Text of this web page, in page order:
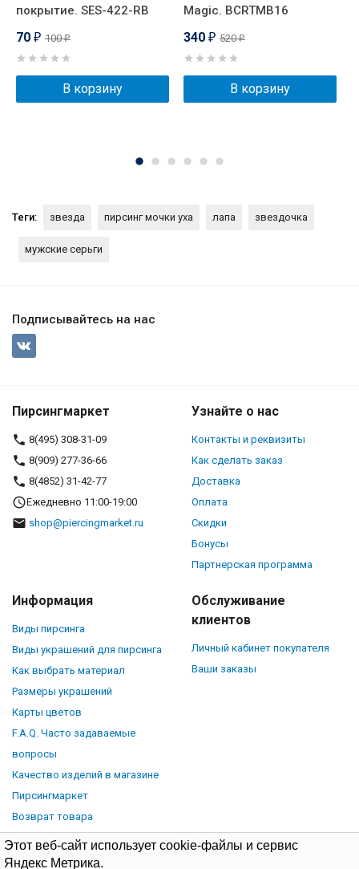
Этот веб-сайт использует cookie-файлы и сервис
Яндекс Метрика.
покрытие. SES-422-RB
70 ₽ 100₽
В корзину
Magic. BCRTMB16
340 ₽ 520₽
В корзину
Теги: звезда пирсинг мочки уха лапа звездочка
мужские серьги
Подписывайтесь на нас
Пирсингмаркет
8(495) 308-31-09
8(909) 277-36-66
8(4852) 31-42-77
Ежедневно 11:00-19:00
shop@piercingmarket.ru
Узнайте о нас
Контакты и реквизиты
Как сделать заказ
Доставка
Оплата
Скидки
Бонусы
Партнерская программа
Информация
Виды пирсинга
Виды украшений для пирсинга
Как выбрать материал
Размеры украшений
Карты цветов
F.A.Q. Часто задаваемые
вопросы
Качество изделий в магазине
Пирсингмаркет
Возврат товара
Обслуживание
клиентов
Личный кабинет покупателя
Ваши заказы